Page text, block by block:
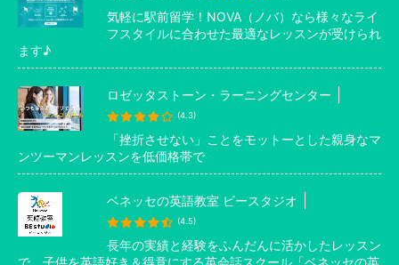
気軽に駅前留学！NOVA（ノバ）なら様々なライ
フスタイルに合わせた最適なレッスンが受けられ
ます♪
ロゼッタストーン・ラーニングセンター
(4.3)
「挫折させない」ことをモットーとした親身なマ
ンツーマンレッスンを低価格帯で
ベネッセの英語教室 ビースタジオ
(4.5)
長年の実績と経験をふんだんに活かしたレッスン
で、子供を英語好き＆得意にする英会話スクール「ベネッセの英